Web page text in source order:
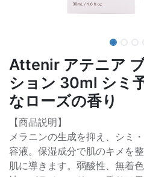
Attenir アテニア
ション 30ml シミ
なローズの香り
【商品説明】
メラニンの生成を抑え、シミ
容液。保湿成分で肌のキメを
肌に導きます。弱酸性、無着